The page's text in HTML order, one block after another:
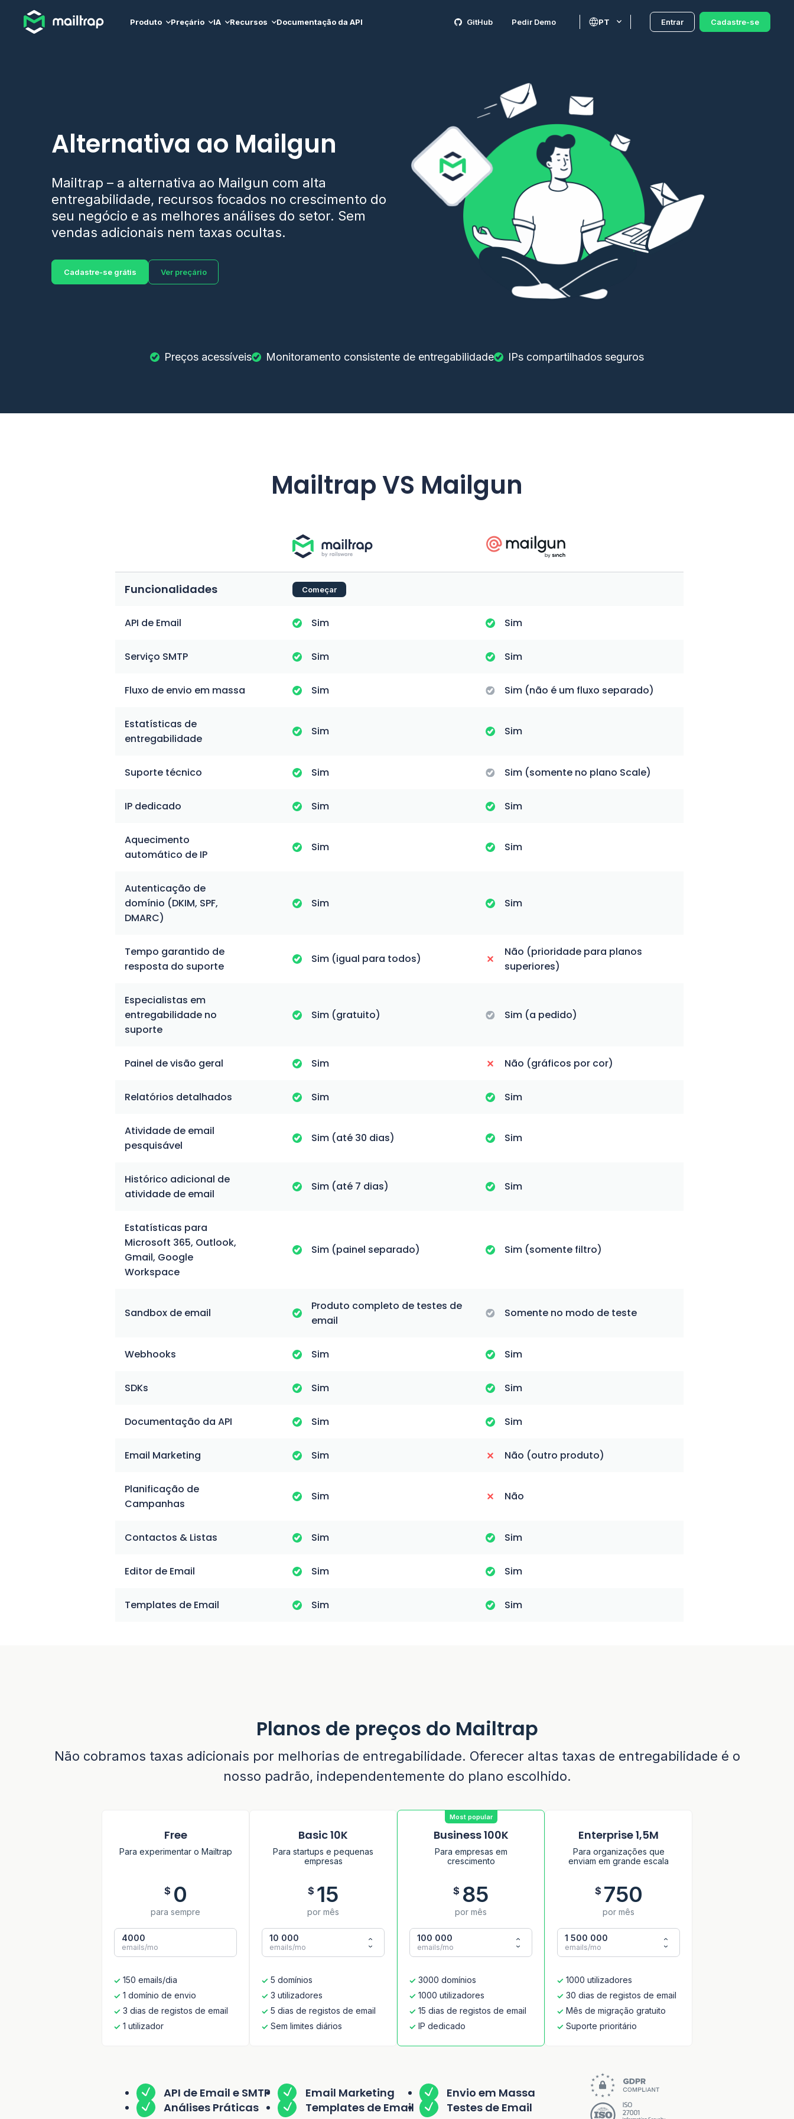
Produto Preçário IA Recursos Documentação da API GitHub Pedir Demo PT Entrar Cadastre-se
Alternativa ao Mailgun
Mailtrap – a alternativa ao Mailgun com alta
entregabilidade, recursos focados no crescimento do
seu negócio e as melhores análises do setor. Sem
vendas adicionais nem taxas ocultas.
Cadastre-se grátis Ver preçário
Preços acessíveis Monitoramento consistente de entregabilidade IPs compartilhados seguros
Mailtrap VS Mailgun
Funcionalidades Começar
API de Email Sim Sim
Serviço SMTP Sim Sim
Fluxo de envio em massa Sim Sim (não é um fluxo separado)
Estatísticas de
entregabilidade
Sim Sim
Suporte técnico Sim Sim (somente no plano Scale)
IP dedicado Sim Sim
Aquecimento
automático de IP
Sim Sim
Autenticação de
domínio (DKIM, SPF,
DMARC)
Sim Sim
Tempo garantido de
resposta do suporte
Sim (igual para todos)
Não (prioridade para planos
superiores)
Especialistas em
entregabilidade no
suporte
Sim (gratuito) Sim (a pedido)
Painel de visão geral Sim Não (gráficos por cor)
Relatórios detalhados Sim Sim
Atividade de email
pesquisável
Sim (até 30 dias) Sim
Histórico adicional de
atividade de email
Sim (até 7 dias) Sim
Estatísticas para
Microsoft 365, Outlook,
Gmail, Google
Workspace
Sim (painel separado) Sim (somente filtro)
Sandbox de email
Produto completo de testes de
email
Somente no modo de teste
Webhooks Sim Sim
SDKs Sim Sim
Documentação da API Sim Sim
Email Marketing Sim Não (outro produto)
Planificação de
Campanhas
Sim Não
Contactos & Listas Sim Sim
Editor de Email Sim Sim
Templates de Email Sim Sim
Planos de preços do Mailtrap
Não cobramos taxas adicionais por melhorias de entregabilidade. Oferecer altas taxas de entregabilidade é o
nosso padrão, independentemente do plano escolhido.
Free
Para experimentar o Mailtrap
$ 0
para sempre
4000
emails/mo
150 emails/dia
1 domínio de envio
3 dias de registos de email
1 utilizador
Basic 10K
Para startups e pequenas
empresas
$ 15
por mês
10 000
emails/mo
5 domínios
3 utilizadores
5 dias de registos de email
Sem limites diários
Most popular
Business 100K
Para empresas em
crescimento
$ 85
por mês
100 000
emails/mo
3000 domínios
1000 utilizadores
15 dias de registos de email
IP dedicado
Enterprise 1,5M
Para organizações que
enviam em grande escala
$ 750
por mês
1 500 000
emails/mo
1000 utilizadores
30 dias de registos de email
Mês de migração gratuito
Suporte prioritário
API de Email e SMTP Email Marketing
Envio em Massa
Análises Práticas
Templates de Email Testes de Email